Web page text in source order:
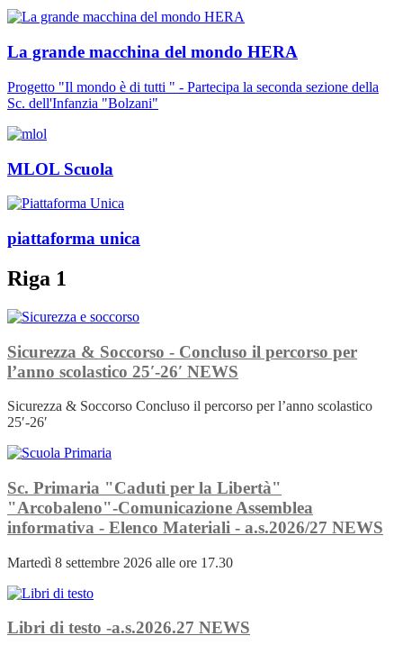
La grande macchina del mondo HERA
Progetto "Il mondo è di tutti " - Partecipa la seconda sezione della
Sc. dell'Infanzia "Bolzani"
MLOL Scuola
piattaforma unica
Riga 1
Sicurezza & Soccorso - Concluso il percorso per
l’anno scolastico 25′-26′ NEWS
Sicurezza & Soccorso Concluso il percorso per l’anno scolastico
25′-26′
Sc. Primaria "Caduti per la Libertà"
"Arcobaleno"-Comunicazione Assemblea
informativa - Elenco Materiali - a.s.2026/27 NEWS
Martedì 8 settembre 2026 alle ore 17.30
Libri di testo -a.s.2026.27 NEWS